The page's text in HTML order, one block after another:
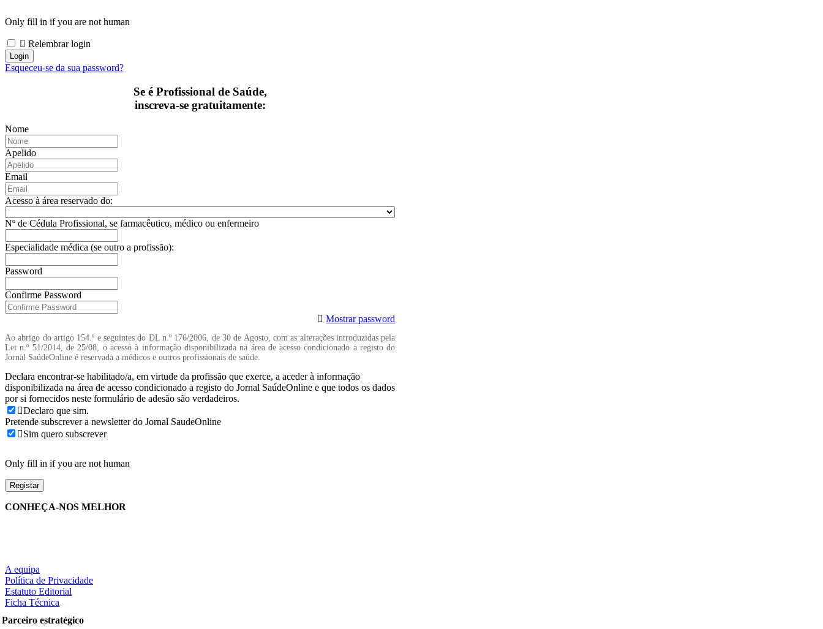
Only fill in if you are not human
Relembrar login
Esqueceu-se da sua password?
Se é Profissional de Saúde,
inscreva-se gratuitamente:
Nome
Apelido
Email
Acesso à área reservado do:
Nº de Cédula Profissional, se farmacêutico, médico ou enfermeiro
Especialidade médica (se outro a profissão):
Password
Confirme Password
Mostrar password
Ao abrigo do artigo 154.º e seguintes do DL n.º 176/2006, de 30 de Agosto, com as alterações introduzidas pela
Lei n.º 51/2014, de 25/08, o acesso à informação disponibilizada na área de acesso condicionado a registo do
Jornal SaúdeOnline é reservada a médicos e outros profissionais de saúde.
Declara encontrar-se habilitado/a, em virtude da profissão que exerce, a aceder à informação
disponibilizada na área de acesso condicionado a registo do Jornal SaúdeOnline e que todos os dados
por si fornecidos neste formulário de adesão são verdadeiros.
Declaro que sim.
Pretende subscrever a newsletter do Jornal SaudeOnline
Sim quero subscrever
Only fill in if you are not human
CONHEÇA-NOS MELHOR
A equipa
Política de Privacidade
Estatuto Editorial
Ficha Técnica
Parceiro estratégico